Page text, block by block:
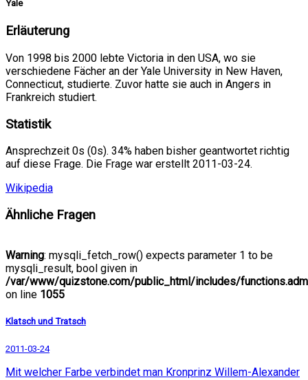
Yale
Erläuterung
Von 1998 bis 2000 lebte Victoria in den USA, wo sie
verschiedene Fächer an der Yale University in New Haven,
Connecticut, studierte. Zuvor hatte sie auch in Angers in
Frankreich studiert.
Statistik
Ansprechzeit 0s (0s). 34% haben bisher geantwortet richtig
auf diese Frage. Die Frage war erstellt 2011-03-24.
Wikipedia
Ähnliche Fragen
Warning: mysqli_fetch_row() expects parameter 1 to be
mysqli_result, bool given in
/var/www/quizstone.com/public_html/includes/
on line 1055
Klatsch und Tratsch
2011-03-24
Mit welcher Farbe verbindet man Kronprinz Willem-Alexander